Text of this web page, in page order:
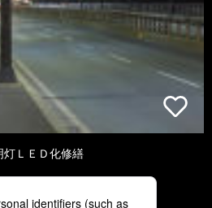
ＬＥＤ化修繕